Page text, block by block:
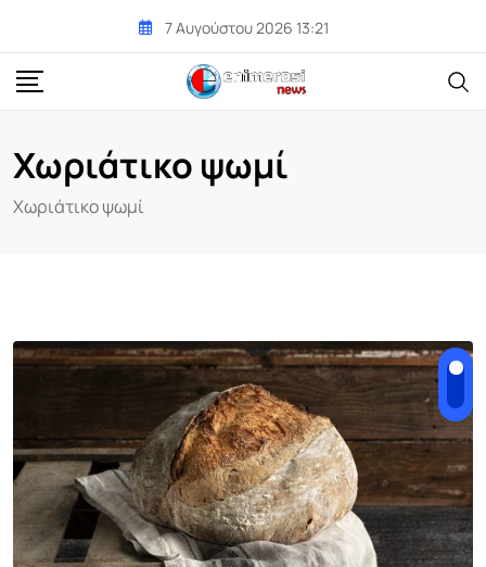
content
7 Αυγούστου 2026 13:21
Χωριάτικο ψωμί
Χωριάτικο ψωμί